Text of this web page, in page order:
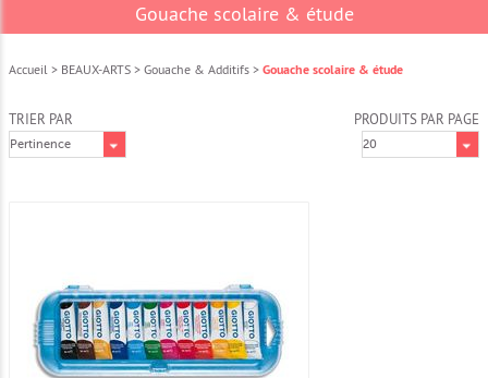
Gouache scolaire & étude
Accueil > BEAUX-ARTS > Gouache & Additifs > Gouache scolaire & étude
TRIER PAR PRODUITS PAR PAGE